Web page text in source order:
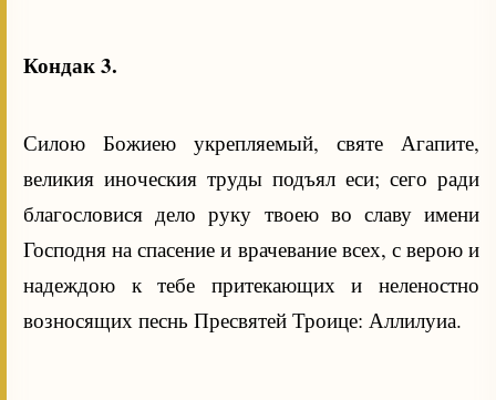
Кондак 3.
Силою Божиею укрепляемый, святе Агапите,
великия иноческия труды подъял еси; сего ради
благословися дело руку твоею во славу имени
Господня на спасение и врачевание всех, с верою и
надеждою к тебе притекающих и неленостно
возносящих песнь Пресвятей Троице: Аллилуиа.